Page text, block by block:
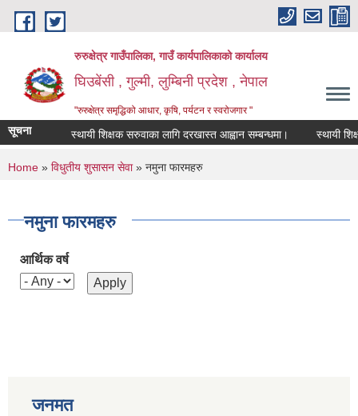
Skip to main content
रुरुक्षेत्र गाउँपालिका, गाउँ कार्यपालिकाको कार्यालय
घिउबेंसी , गुल्मी, लुम्बिनी प्रदेश , नेपाल
"रुरुक्षेत्र समृद्धिको आधार, कृषि, पर्यटन र स्वरोजगार "
सूचना स्थायी शिक्षक सरुवाका लागि दरखास्त आह्वान सम्बन्धमा। स्थायी
You are here
Home » विधुतीय शुसासन सेवा» नमुना फारमहरु
नमुना फारमहरु
आर्थिक वर्ष
जनमत